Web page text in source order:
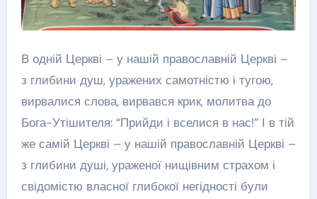
В одній Церкві – у нашій православній Церкві –
з глибини душ, уражених самотністю і тугою,
вирвалися слова, вирвався крик, молитва до
Бога-Утішителя: “Прийди і вселися в нас!” І в тій
же самій Церкві – у нашій православній Церкві –
з глибини душі, ураженої нищівним страхом і
свідомістю власної глибокої негідності були